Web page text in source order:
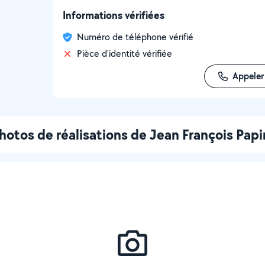
Informations vérifiées
Numéro de téléphone vérifié
Pièce d'identité vérifiée
Appeler
de réalisations de Jean François